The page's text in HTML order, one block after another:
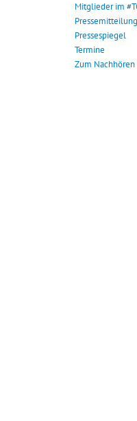
Mitglieder im
Pressespiegel
Termine
Zum Nachhören